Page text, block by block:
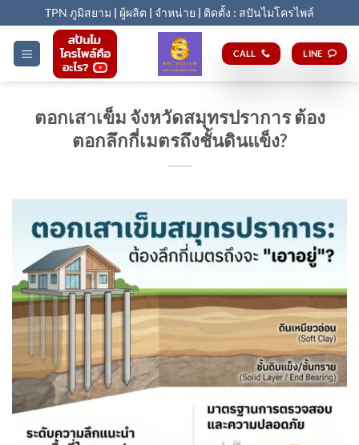
to
content
TPN ภูมิสยาม | ผู้ผลิต | จำหน่าย | ติดตั้ง : สปันไมโครไพล์
CALL LINE
ตอกเสาเข็ม จังหวัดสมุทรปราการ ต้อง
ตอกลึกกี่เมตรถึงชั้นดินแข็ง?